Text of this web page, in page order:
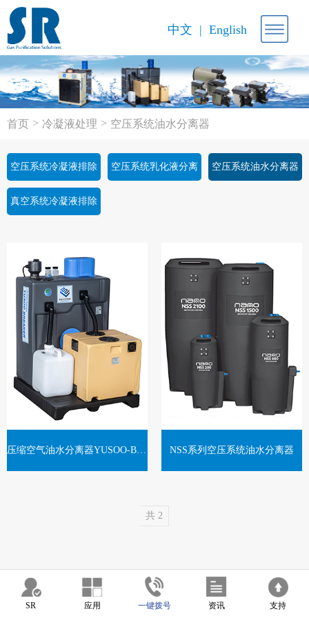
中文 English
首页 > 冷凝液处理 > 空压系统油水分离器
空压系统冷凝液排除
器
空压系统乳化液分离 空压系统油水分离器
真空系统冷凝液排除
压缩空气油水分离器YUSOO-BREAKER NSS系列空压系统油水分离器
共 2
SR 应用 一键拨号 资讯 支持